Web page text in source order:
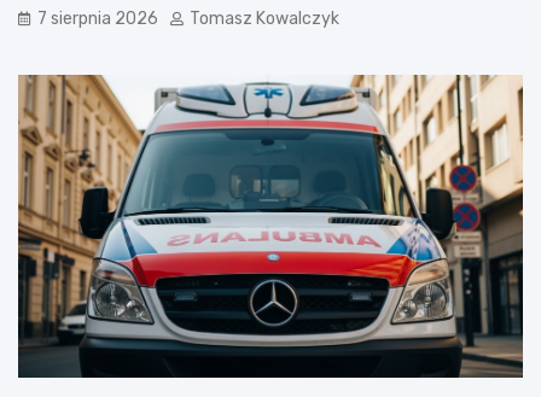
i
s
k
i
ę
i
m
i
u
!
7 sierpnia 2026 Tomasz Kowalczyk